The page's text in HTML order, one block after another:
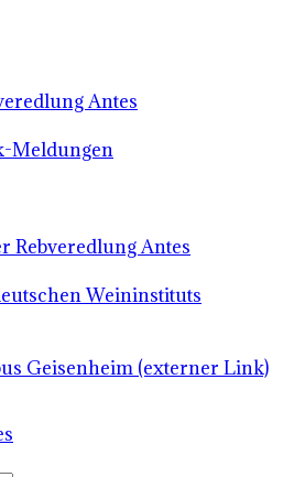
Antes
Meldungen
Rebveredlung Antes
Weininstituts
Geisenheim (externer Link)